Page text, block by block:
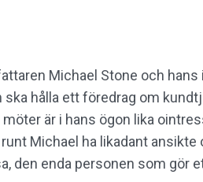
Michael Stone och hans
hålla ett föredrag om
är i hans ögon lika
Michael ha likadant ansikte
den enda personen som gör